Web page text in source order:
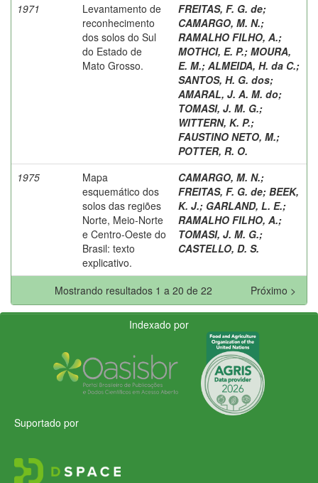
1971
Levantamento de
reconhecimento
dos solos do Sul
do Estado de
Mato Grosso.
FREITAS, F. G. de;
CAMARGO, M. N.;
RAMALHO FILHO, A.;
MOTHCI, E. P.; MOURA,
E. M.; ALMEIDA, H. da C.;
SANTOS, H. G. dos;
AMARAL, J. A. M. do;
TOMASI, J. M. G.;
WITTERN, K. P.;
FAUSTINO NETO, M.;
POTTER, R. O.
1975
Mapa
esquemático dos
solos das regiões
Norte, Meio-Norte
e Centro-Oeste do
Brasil: texto
explicativo.
CAMARGO, M. N.;
FREITAS, F. G. de; BEEK,
K. J.; GARLAND, L. E.;
RAMALHO FILHO, A.;
TOMASI, J. M. G.;
CASTELLO, D. S.
Mostrando resultados 1 a 20 de 22 Próximo >
Indexado por
Suportado por